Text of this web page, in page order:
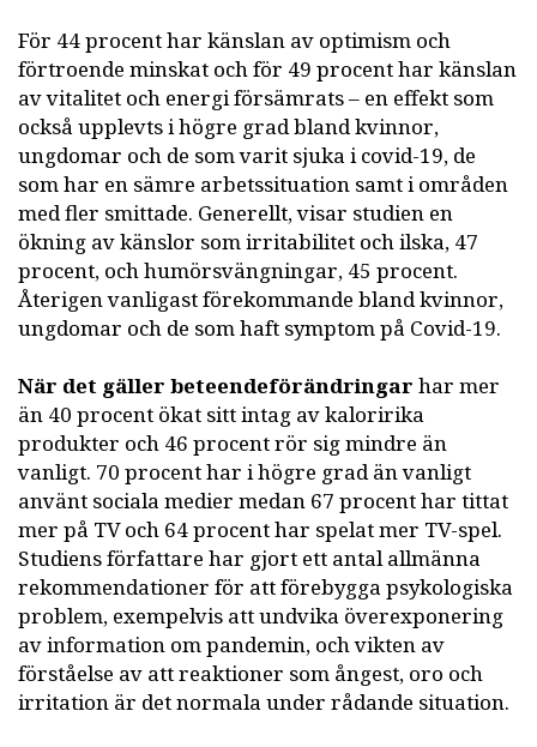
För 44 procent har känslan av optimism och
förtroende minskat och för 49 procent har känslan
av vitalitet och energi försämrats – en effekt som
också upplevts i högre grad bland kvinnor,
ungdomar och de som varit sjuka i covid-19, de
som har en sämre arbetssituation samt i områden
med fler smittade. Generellt, visar studien en
ökning av känslor som irritabilitet och ilska, 47
procent, och humörsvängningar, 45 procent.
Återigen vanligast förekommande bland kvinnor,
ungdomar och de som haft symptom på Covid-19.
När det gäller beteendeförändringar har mer
än 40 procent ökat sitt intag av kaloririka
produkter och 46 procent rör sig mindre än
vanligt. 70 procent har i högre grad än vanligt
använt sociala medier medan 67 procent har tittat
mer på TV och 64 procent har spelat mer TV-spel.
Studiens författare har gjort ett antal allmänna
rekommendationer för att förebygga psykologiska
problem, exempelvis att undvika överexponering
av information om pandemin, och vikten av
förståelse av att reaktioner som ångest, oro och
irritation är det normala under rådande situation.